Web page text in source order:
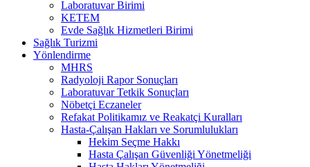
Laboratuvar Birimi
KETEM
Evde Sağlık Hizmetleri Birimi
Sağlık Turizmi
Yönlendirme
MHRS
Radyoloji Rapor Sonuçları
Laboratuvar Tetkik Sonuçları
Nöbetçi Eczaneler
Refakat Politikamız ve Reakatçi Kuralları
Hasta-Çalışan Hakları ve Sorumlulukları
Hekim Seçme Hakkı
Hasta Çalışan Güvenliği Yönetmeliği